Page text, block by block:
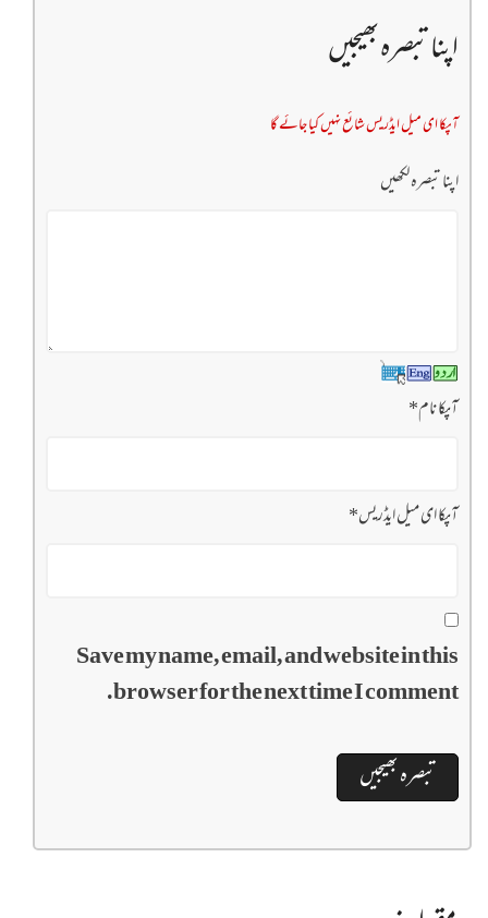
اپنا تبصرہ بھیجیں
آپکا ای میل ایڈریس شائع نہیں کیا جائے گا
اپنا تبصرہ لکھیں
آپکا نام*
آپکا ای میل ایڈریس*
Save my name, email, and website in this
browser for the next time I comment.